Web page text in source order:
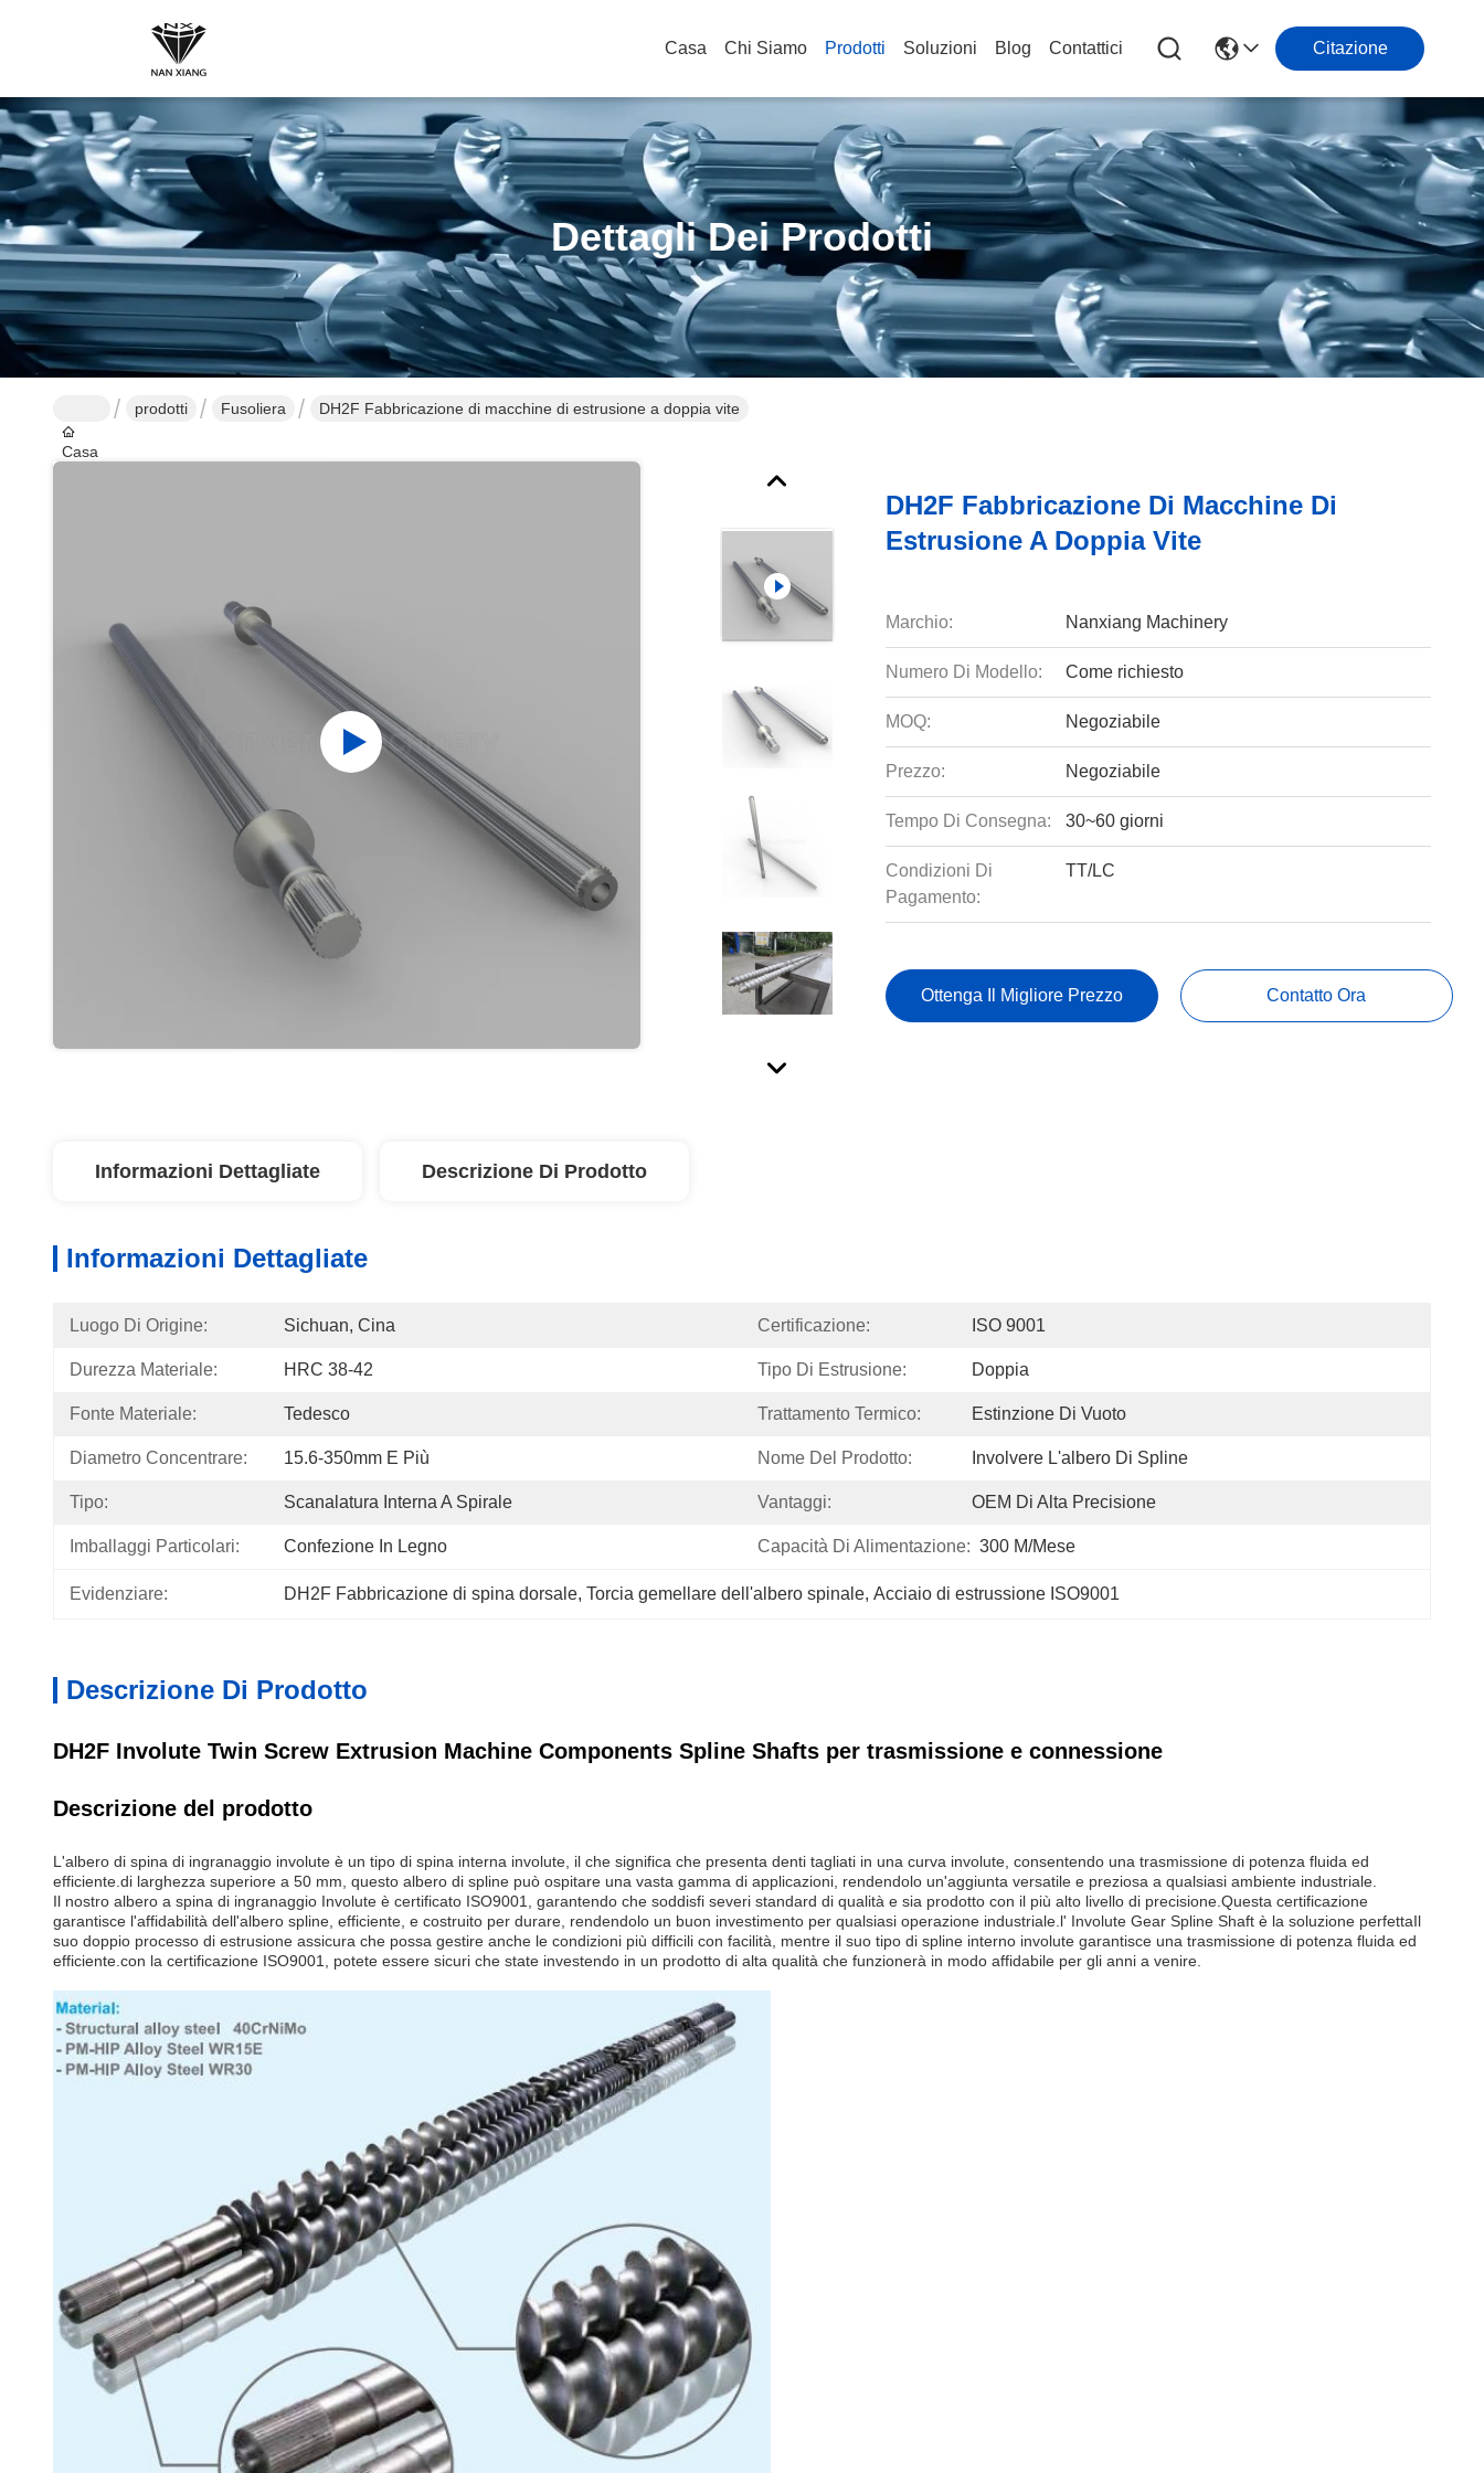
Casa Chi Siamo Prodotti Soluzioni Blog Contattici Citazione
Dettagli Dei Prodotti
Casa
prodotti Fusoliera DH2F Fabbricazione di macchine di estrusione a doppia vite
DH2F Fabbricazione Di Macchine Di
Estrusione A Doppia Vite
Marchio: Nanxiang Machinery
Numero Di Modello: Come richiesto
MOQ: Negoziabile
Prezzo: Negoziabile
Tempo Di Consegna: 30~60 giorni
Condizioni Di
Pagamento:
TT/LC
Ottenga Il Migliore Prezzo Contatto Ora
Informazioni Dettagliate Descrizione Di Prodotto
Informazioni Dettagliate
Luogo Di Origine: Sichuan, Cina Certificazione: ISO 9001
Durezza Materiale: HRC 38-42 Tipo Di Estrusione: Doppia
Fonte Materiale: Tedesco Trattamento Termico: Estinzione Di Vuoto
Diametro Concentrare: 15.6-350mm E Più Nome Del Prodotto: Involvere L'albero Di Spline
Tipo: Scanalatura Interna A Spirale Vantaggi: OEM Di Alta Precisione
Imballaggi Particolari: Confezione In Legno Capacità Di Alimentazione: 300 M/mese
Evidenziare: DH2F Fabbricazione di spina dorsale, Torcia gemellare dell'albero spinale, Acciaio di estrussione ISO9001
Descrizione Di Prodotto
DH2F Involute Twin Screw Extrusion Machine Components Spline Shafts per trasmissione e connessione
Descrizione del prodotto
L'albero di spina di ingranaggio involute è un tipo di spina interna involute, il che significa che presenta denti tagliati in una curva involute, consentendo una trasmissione di potenza fluida ed
efficiente.di larghezza superiore a 50 mm, questo albero di spline può ospitare una vasta gamma di applicazioni, rendendolo un'aggiunta versatile e preziosa a qualsiasi ambiente industriale.
Il nostro albero a spina di ingranaggio Involute è certificato ISO9001, garantendo che soddisfi severi standard di qualità e sia prodotto con il più alto livello di precisione.Questa certificazione
garantisce l'affidabilità dell'albero spline, efficiente, e costruito per durare, rendendolo un buon investimento per qualsiasi operazione industriale.l' Involute Gear Spline Shaft è la soluzione perfettaIl
suo doppio processo di estrusione assicura che possa gestire anche le condizioni più difficili con facilità, mentre il suo tipo di spline interno involute garantisce una trasmissione di potenza fluida ed
efficiente.con la certificazione ISO9001, potete essere sicuri che state investendo in un prodotto di alta qualità che funzionerà in modo affidabile per gli anni a venire.